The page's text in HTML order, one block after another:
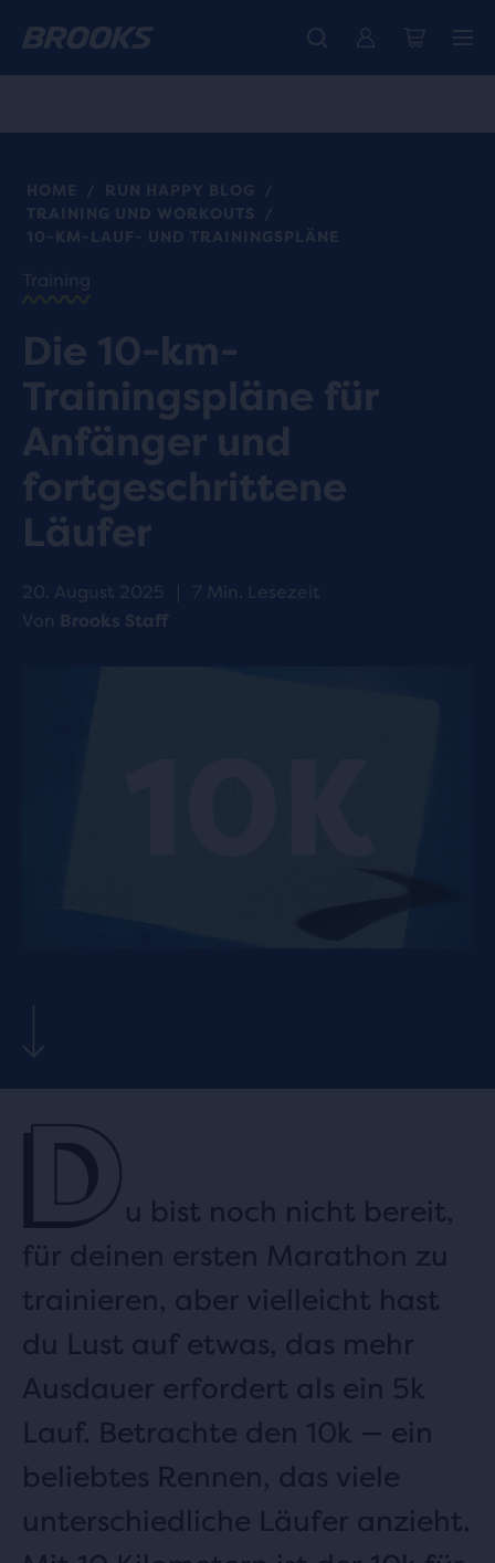
Der brandneue Ghost Amp ist da - Shop Damen Herren
Wir präsentieren die neue Cascadia Kollektion - Jetzt kaufen
Kostenloser Versand für alle Bestellungen über € 100
HOME / RUN HAPPY BLOG
/
TRAINING UND WORKOUTS
/
10-KM-LAUF- UND TRAININGSPLÄNE
Training
Die 10-km-
Trainingspläne für
Anfänger und
fortgeschrittene
Läufer
20. August 2025 |
7 Min. Lesezeit
Von Brooks Staff
Du bist noch nicht bereit,
für deinen ersten Marathon zu
trainieren, aber vielleicht hast
du Lust auf etwas, das mehr
Ausdauer erfordert als ein 5k
Lauf. Betrachte den 10k — ein
beliebtes Rennen, das viele
unterschiedliche Läufer anzieht.